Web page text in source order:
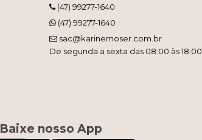
(47) 99277-1640
(47) 99277-1640
sac@karinemoser.com.br
De segunda a sexta das 08:00 às 18:00
Baixe nosso App